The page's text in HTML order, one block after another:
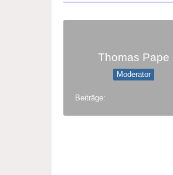
Thomas Pape
Moderator
Beiträge